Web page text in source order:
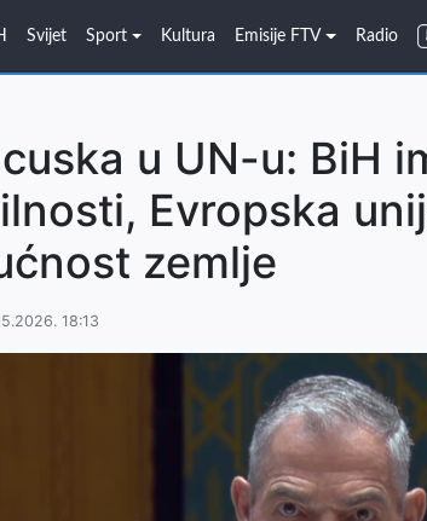
Svijet Sport Kultura Emisije FTV Radio
u UN-u: BiH
Evropska
zemlje
18:13